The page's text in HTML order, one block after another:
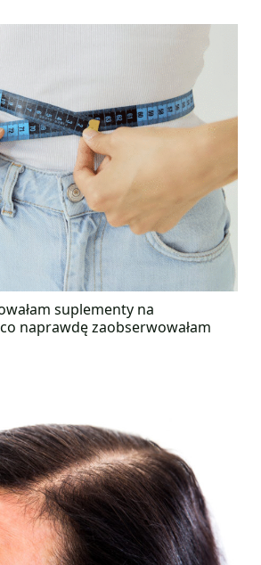
suplementy na
naprawdę zaobserwowałam